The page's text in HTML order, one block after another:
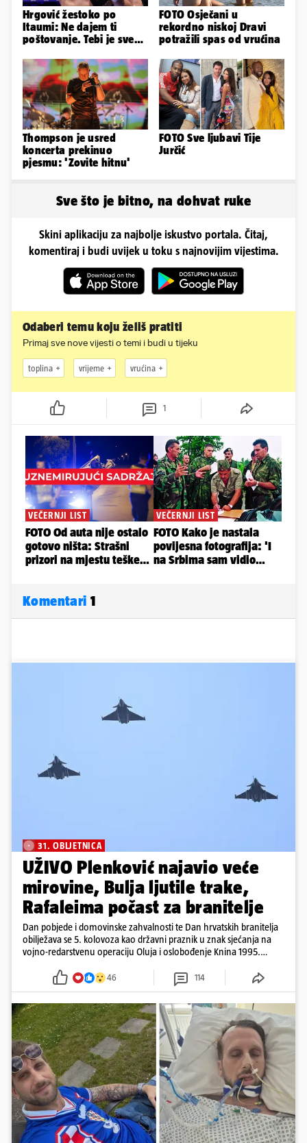
Hrgović žestoko po
Itaumi: Ne dajem ti
poštovanje. Tebi je sve
'zaboli'
FOTO Osječani u
rekordno niskoj Dravi
potražili spas od vrućina
Thompson je usred
koncerta prekinuo
pjesmu: 'Zovite hitnu'
FOTO Sve ljubavi Tije
Jurčić
Sve što je bitno, na dohvat ruke
Skini aplikaciju za najbolje iskustvo portala. Čitaj,
komentiraj i budi uvijek u toku s najnovijim vijestima.
Odaberi temu koju želiš pratiti
Primaj sve nove vijesti o temi i budi u tijeku
toplina vrijeme vrućina
1
Komentari 1
31. OBLJETNICA
UŽIVO Plenković najavio veće
mirovine, Bulja ljutile trake,
Rafaleima počast za branitelje
Dan pobjede i domovinske zahvalnosti te Dan hrvatskih branitelja
obilježava se 5. kolovoza kao državni praznik u znak sjećanja na
vojno-redarstvenu operaciju Oluja i oslobođenje Knina 1995.
46 114